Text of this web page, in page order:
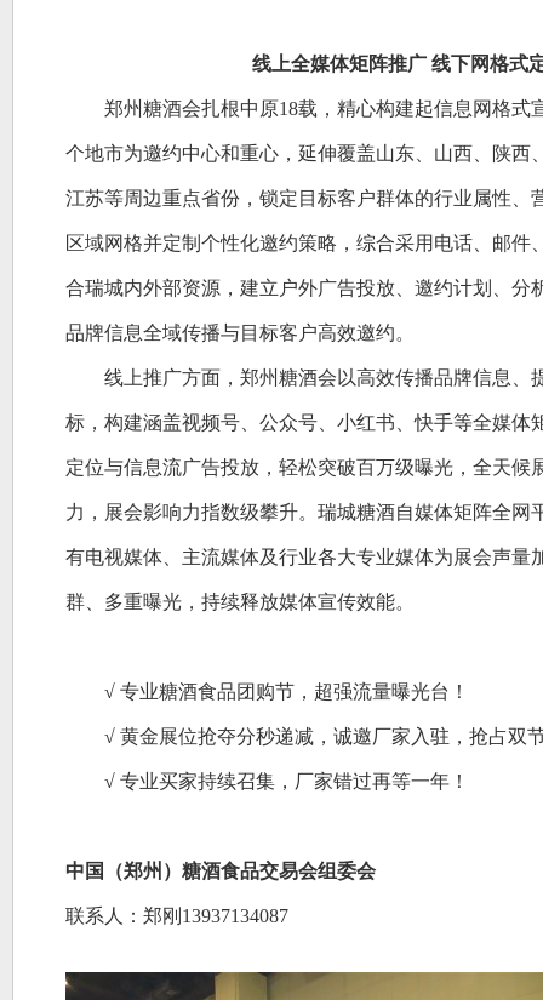
线上全媒体矩阵推广 线下网格式
郑州糖酒会扎根中原18载，精心构建起信息网格式
个地市为邀约中心和重心，延伸覆盖山东、山西、陕西
江苏等周边重点省份，锁定目标客户群体的行业属性、
区域网格并定制个性化邀约策略，综合采用电话、邮件
合瑞城内外部资源，建立户外广告投放、邀约计划、分
品牌信息全域传播与目标客户高效邀约。
线上推广方面，郑州糖酒会以高效传播品牌信息、
标，构建涵盖视频号、公众号、小红书、快手等全媒体
定位与信息流广告投放，轻松突破百万级曝光，全天候
力，展会影响力指数级攀升。瑞城糖酒自媒体矩阵全网
有电视媒体、主流媒体及行业各大专业媒体为展会声量
群、多重曝光，持续释放媒体宣传效能。
√ 专业糖酒食品团购节，超强流量曝光台！
√ 黄金展位抢夺分秒递减，诚邀厂家入驻，抢占双
√ 专业买家持续召集，厂家错过再等一年！
中国（郑州）糖酒食品交易会组委会
联系人：郑刚 13937134087